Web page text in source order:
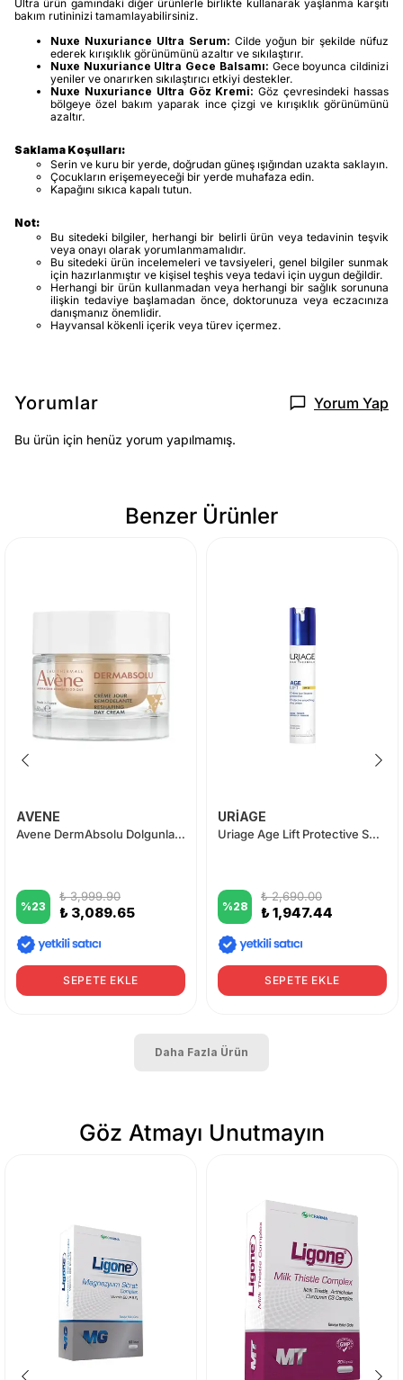
Ultra ürün gamındaki diğer ürünlerle birlikte kullanarak yaşlanma karşıtı
bakım rutininizi tamamlayabilirsiniz.
Nuxe Nuxuriance Ultra Serum: Cilde yoğun bir şekilde nüfuz
ederek kırışıklık görünümünü azaltır ve sıkılaştırır.
Nuxe Nuxuriance Ultra Gece Balsamı: Gece boyunca cildinizi
yeniler ve onarırken sıkılaştırıcı etkiyi destekler.
Nuxe Nuxuriance Ultra Göz Kremi: Göz çevresindeki hassas
bölgeye özel bakım yaparak ince çizgi ve kırışıklık görünümünü
azaltır.
Saklama Koşulları:
Serin ve kuru bir yerde, doğrudan güneş ışığından uzakta saklayın.
Çocukların erişemeyeceği bir yerde muhafaza edin.
Kapağını sıkıca kapalı tutun.
Not:
Bu sitedeki bilgiler, herhangi bir belirli ürün veya tedavinin teşvik
veya onayı olarak yorumlanmamalıdır.
Bu sitedeki ürün incelemeleri ve tavsiyeleri, genel bilgiler sunmak
için hazırlanmıştır ve kişisel teşhis veya tedavi için uygun değildir.
Herhangi bir ürün kullanmadan veya herhangi bir sağlık sorununa
ilişkin tedaviye başlamadan önce, doktorunuza veya eczacınıza
danışmanız önemlidir.
Hayvansal kökenli içerik veya türev içermez.
Yorumlar Yorum Yap
Bu ürün için henüz yorum yapılmamış.
Benzer Ürünler
AVENE
Avene DermAbsolu Dolgunlaştırıcı Gündüz Kremi 50 ml
%23
₺ 3,999.90
₺ 3,089.65
SEPETE EKLE
URİAGE
Uriage Age Lift Protective Smoothing Day Cream SPF30 40ml
%28
₺ 2,690.00
₺ 1,947.44
SEPETE EKLE
Daha Fazla Ürün
Göz Atmayı Unutmayın